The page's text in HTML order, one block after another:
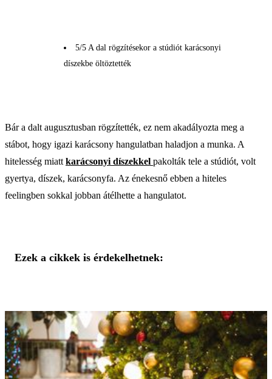
5/5 A dal rögzítésekor a stúdiót karácsonyi
díszekbe öltöztették
Bár a dalt augusztusban rögzítették, ez nem akadályozta meg a
stábot, hogy igazi karácsony hangulatban haladjon a munka. A
hitelesség miatt karácsonyi díszekkel pakolták tele a stúdiót, volt
gyertya, díszek, karácsonyfa. Az énekesnő ebben a hiteles
feelingben sokkal jobban átélhette a hangulatot.
Ezek a cikkek is érdekelhetnek: